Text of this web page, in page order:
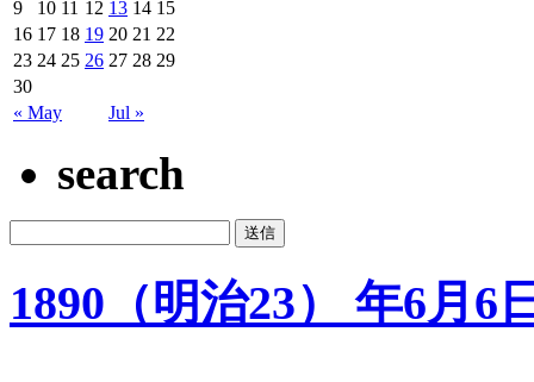
« May Jul »
9 10 11 12 13 14 15
16 17 18 19 20 21 22
23 24 25 26 27 28 29
30
search
1890（明治23） 年6月6